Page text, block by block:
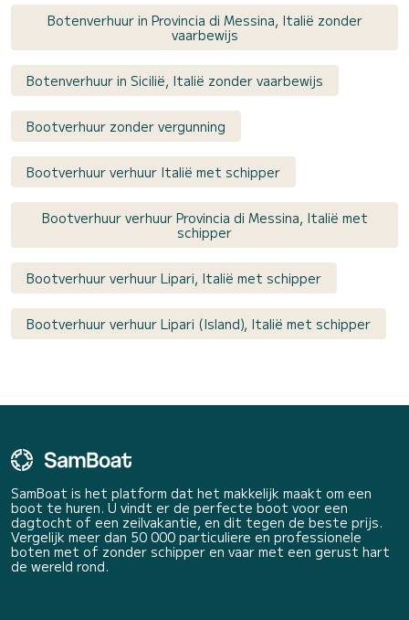
Botenverhuur in Provincia di Messina, Italië zonder
vaarbewijs
Botenverhuur in Sicilië, Italië zonder vaarbewijs
Bootverhuur zonder vergunning
Bootverhuur verhuur Italië met schipper
Bootverhuur verhuur Provincia di Messina, Italië met
schipper
Bootverhuur verhuur Lipari, Italië met schipper
Bootverhuur verhuur Lipari (Island), Italië met schipper
SamBoat is het platform dat het makkelijk maakt om een
boot te huren. U vindt er de perfecte boot voor een
dagtocht of een zeilvakantie, en dit tegen de beste prijs.
Vergelijk meer dan 50 000 particuliere en professionele
boten met of zonder schipper en vaar met een gerust hart
de wereld rond.